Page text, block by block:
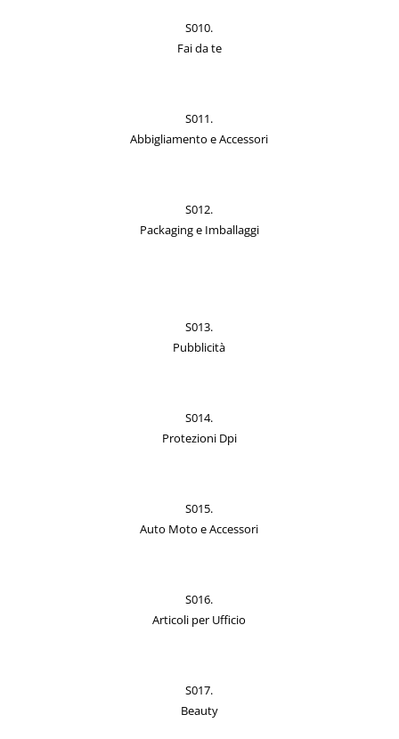
S010.
Fai da te
S011.
Abbigliamento e Accessori
S012.
Packaging e Imballaggi
S013.
Pubblicità
S014.
Protezioni Dpi
S015.
Auto Moto e Accessori
S016.
Articoli per Ufficio
S017.
Beauty